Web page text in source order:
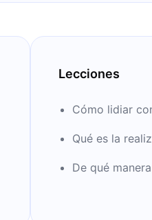
Lecciones
Cómo lidiar
Qué es la
De qué